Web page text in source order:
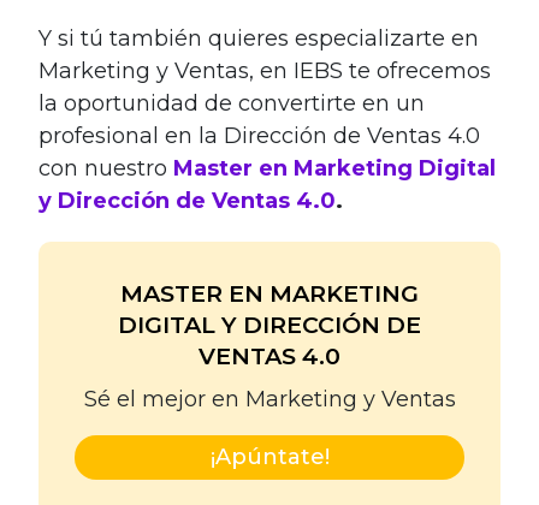
Y si tú también quieres especializarte en
Marketing y Ventas, en IEBS te ofrecemos
la oportunidad de convertirte en un
profesional en la Dirección de Ventas 4.0
con nuestro Master en Marketing Digital
y Dirección de Ventas 4.0.
MASTER EN MARKETING
DIGITAL Y DIRECCIÓN DE
VENTAS 4.0
Sé el mejor en Marketing y Ventas
¡Apúntate!